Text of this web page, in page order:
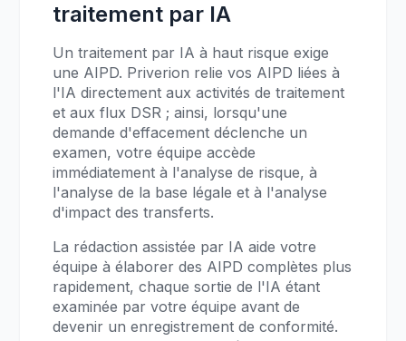
traitement par IA
Un traitement par IA à haut risque exige
une AIPD. Priverion relie vos AIPD liées à
l'IA directement aux activités de traitement
et aux flux DSR ; ainsi, lorsqu'une
demande d'effacement déclenche un
examen, votre équipe accède
immédiatement à l'analyse de risque, à
l'analyse de la base légale et à l'analyse
d'impact des transferts.
La rédaction assistée par IA aide votre
équipe à élaborer des AIPD complètes plus
rapidement, chaque sortie de l'IA étant
examinée par votre équipe avant de
devenir un enregistrement de conformité.